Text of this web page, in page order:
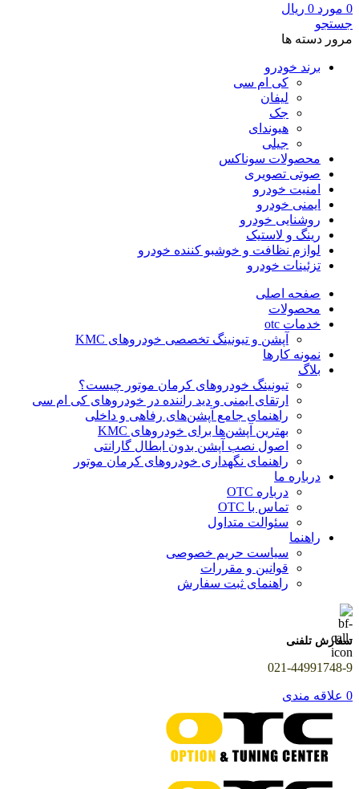
0 مورد 0 ریال
جستجو
مرور دسته ها
برند خودرو
کی ام سی
لیفان
جک
هیوندای
جیلی
محصولات سوناکس
صوتی تصویری
امنیت خودرو
ایمنی خودرو
روشنایی خودرو
رینگ و لاستیک
لوازم نظافت و خوشبو کننده خودرو
تزئینات خودرو
صفحه اصلی
محصولات
خدمات otc
آپشن و تیونینگ تخصصی خودروهای KMC
نمونه کارها
بلاگ
تیونینگ خودروهای کرمان موتور چیست؟
ارتقای ایمنی و دید راننده در خودروهای کی ام سی
راهنمای جامع آپشن‌های رفاهی و داخلی
بهترین آپشن‌ها برای خودروهای KMC
اصول نصب آپشن بدون ابطال گارانتی
راهنمای نگهداری خودروهای کرمان موتور
درباره ما
درباره OTC
تماس با OTC
سئوالت متداول
راهنما
سیاست حریم خصوصی
قوانین و مقررات
راهنمای ثبت سفارش
سفارش تلفنی
021-44991748-9
0 علاقه مندی